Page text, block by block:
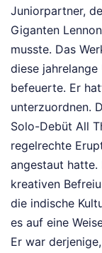
Juniorpartner,
Giganten
musste. Das
diese
befeuerte. Er
unterzuordnen.
Solo-Debüt All
regelrechte
angestaut hatte.
kreativen
die indische
es auf eine
Er war